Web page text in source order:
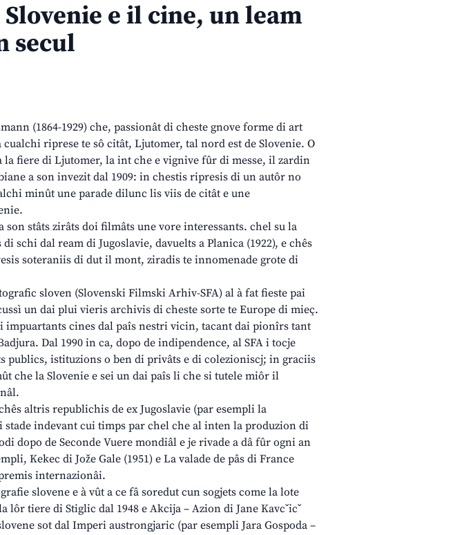
e il cine, un leam
secul
(1864-1929) che, passionât di cheste gnove forme di art
riprese te sô citât, Ljutomer, tal nord est de Slovenie. O
la fiere di Ljutomer, la int che e vignive fûr di messe, il zardin
a son invezit dal 1909: in chestis ripresis di un autôr no
minût une parade dilunc lis viis de citât e une
son stâts zirâts doi filmâts une vore interessants. chel su la
schi dal ream di Jugoslavie, davuelts a Planica (1922), e chês
soteraniis di dut il mont, ziradis te innomenade grote di
sloven (Slovenski Filmski Arhiv-SFA) al à fat fieste pai
un dai plui vieris archivis di cheste sorte te Europe di mieç.
impuartants cines dal paîs nestri vicin, tacant dai pionîrs tant
Dal 1990 in ca, dopo de indipendence, al SFA i tocje
publics, istituzions o ben di privâts e di colezioniscj; in graciis
che la Slovenie e sei un dai paîs li che si tutele miôr il
altris republichis de ex Jugoslavie (par esempli la
stade indevant cui timps par chel che al inten la produzion di
dopo de Seconde Vuere mondiâl e je rivade a dâ fûr ogni an
Kekec di Jože Gale (1951) e La valade de pâs di France
internazionâi.
slovene e à vût a ce fâ soredut cun sogjets come la lote
lôr tiere di Stiglic dal 1948 e Akcija – Azion di Jane Kavcˇicˇ
sot dal Imperi austrongjaric (par esempli Jara Gospoda –